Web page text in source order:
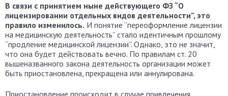
В связи с принятием ныне действующего ФЗ “О
лицензировании отдельных видов деятельности”, это
правило изменилось. И понятие “переоформление лицензии
на медицинскую деятельность” стало идентичным прошлому
“продление медицинской лицензии”. Однако, это не значит,
что она будет действовать вечно. По правилам ст. 20
вышеназванного закона деятельность организации может
быть приостановлена, прекращена или аннулирована.